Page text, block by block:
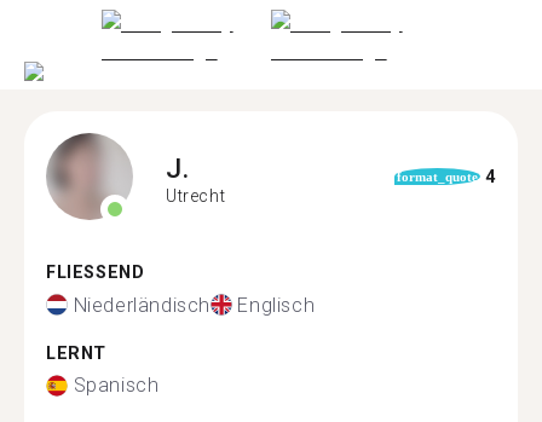
J.
Utrecht
format_quote 4
FLIESSEND
Niederländisch Englisch
LERNT
Spanisch